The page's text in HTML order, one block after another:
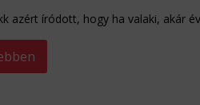
azért íródott, hogy ha valaki, akár